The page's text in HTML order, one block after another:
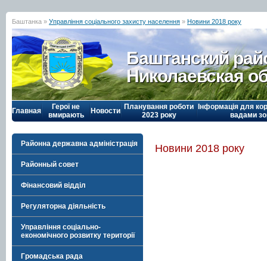
Баштанка » Управління соціального захисту населення » Новини 2018 року
Баштанский
Николаевская
Главная
Герої не
вмирають
Новости Планування роботи
2023 року
Інформація для
вадами
Районна державна адміністрація
Районный совет
Фінансовий відділ
Регуляторна діяльність
Управління соціально-
економічного розвитку території
Громадська рада
Новини 2018 року